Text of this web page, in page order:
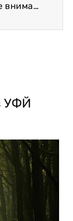
В фокусе внимания — диафрагма
УФЙ